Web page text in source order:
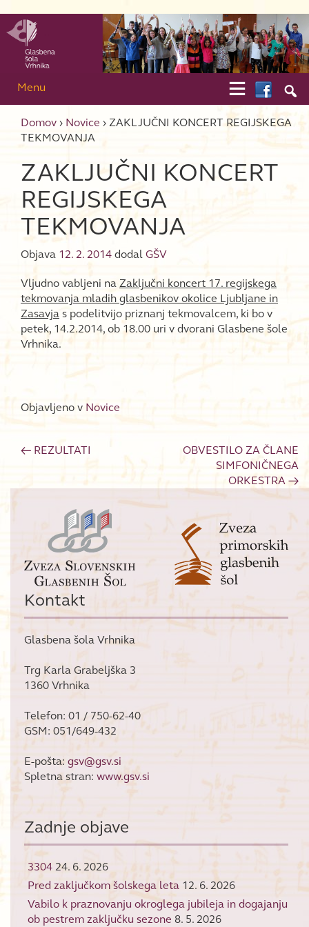

Menu 
Domov › Novice › ZAKLJUČNI KONCERT REGIJSKEGA
TEKMOVANJA
ZAKLJUČNI KONCERT
REGIJSKEGA
TEKMOVANJA
Objava 12. 2. 2014 dodal GŠV
Vljudno vabljeni na Zaključni koncert 17. regijskega
tekmovanja mladih glasbenikov okolice Ljubljane in
Zasavja s podelitvijo priznanj tekmovalcem, ki bo v
petek, 14.2.2014, ob 18.00 uri v dvorani Glasbene šole
Vrhnika.
Objavljeno v Novice
Post navigation
← REZULTATI
OBVESTILO ZA ČLANE
SIMFONIČNEGA
ORKESTRA →
Kontakt
Glasbena šola Vrhnika
Trg Karla Grabeljška 3
1360 Vrhnika
Telefon: 01 / 750-62-40
GSM: 051/649-432
E-pošta: gsv@gsv.si
Spletna stran: www.gsv.si
Zadnje objave
3304 24. 6. 2026
Pred zaključkom šolskega leta 12. 6. 2026
Vabilo k praznovanju okroglega jubileja in dogajanju
ob pestrem zaključku sezone 8. 5. 2026